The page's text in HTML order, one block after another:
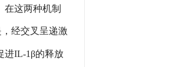
在这两种机制
经交叉呈递激
进IL-1β的释放